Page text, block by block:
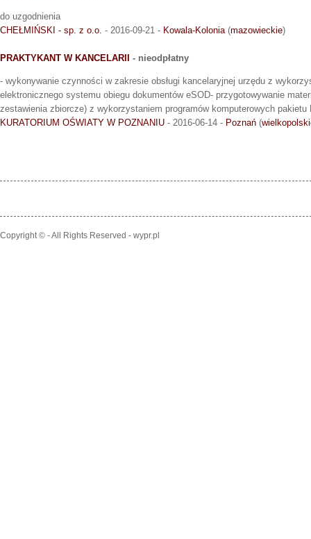
do uzgodnienia
CHEŁMIŃSKI - sp. z o.o. - 2016-09-21 - Kowala-Kolonia(mazowieckie)
PRAKTYKANT W KANCELARII - nieodpłatny
- wykonywanie czynności w zakresie obsługi kancelaryjnej urzędu z
elektronicznego systemu obiegu dokumentów eSOD- przygotowywanie
zestawienia zbiorcze) z wykorzystaniem programów komputerowych pakietu
KURATORIUM OŚWIATY W POZNANIU - 2016-06-14 - Poznań (
Copyright © - All Rights Reserved - wypr.pl